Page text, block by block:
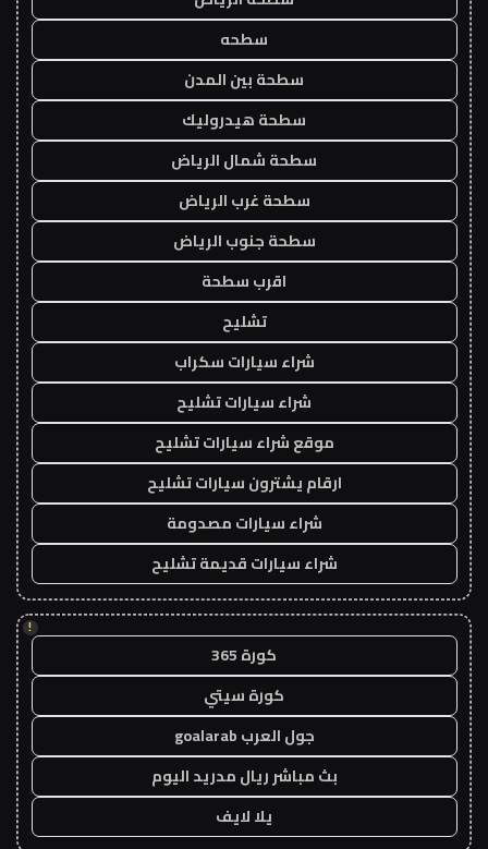
سطحه
سطحة بين المدن
سطحة هيدروليك
سطحة شمال الرياض
سطحة غرب الرياض
سطحة جنوب الرياض
اقرب سطحة
تشليح
شراء سيارات سكراب
شراء سيارات تشليح
موقع شراء سيارات تشليح
ارقام يشترون سيارات تشليح
شراء سيارات مصدومة
شراء سيارات قديمة تشليح
!
كورة 365
كورة سيتي
جول العرب goalarab
بث مباشر ريال مدريد اليوم
يلا لايف